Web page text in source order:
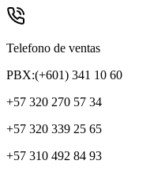
Telefono de ventas
PBX:(+601) 341 10 60
+57 320 270 57 34
+57 320 339 25 65
+57 310 492 84 93